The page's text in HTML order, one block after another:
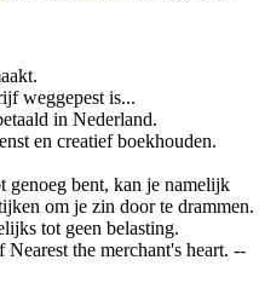
weggepest is...
in Nederland.
en creatief boekhouden.
genoeg bent, kan je namelijk
om je zin door te drammen.
tot geen belasting.
the merchant's heart. --